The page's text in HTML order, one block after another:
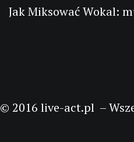
Jak Miksować Wokal:
© 2016 live-act.pl –